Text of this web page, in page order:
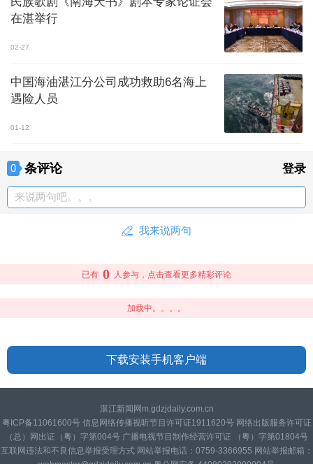
在湛举行
02-27
中国海油湛江分公司成功救助6名海上
遇险人员
01-12
0 条评论 登录
来说两句吧。。。
我来说两句
已有 0 人参与，点击查看更多精彩评论
加载中。。。。
下载安装手机客户端
湛江新闻网m.gdzjdaily.com.cn
粤ICP备11061600号 信息网络传播视听节目许可证1911620号 网络出版服务许可证
（总）网出证（粤）字第004号 广播电视节目制作经营许可证 （粤）字第01804号
互联网违法和不良信息举报受理方式 网站举报电话：0759-3366955 网站举报邮箱：